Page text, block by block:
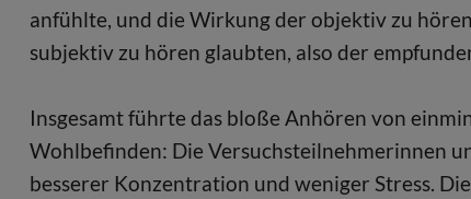
anfühlte, und die Wirkung der objektiv zu
subjektiv zu hören glaubten, also der
Insgesamt führte das bloße Anhören von
Wohlbefinden: Die Versuchsteilnehmerinnen
besserer Konzentration und weniger Stress.